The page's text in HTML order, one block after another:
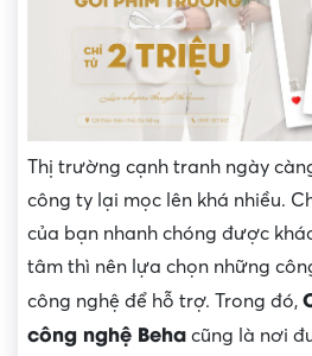
Thị trường cạnh tranh ngày
công ty lại mọc lên khá nhiều.
của bạn nhanh chóng được
tâm thì nên lựa chọn những
công nghệ để hỗ trợ. Trong đó,
công nghệ Beha cũng là nơi